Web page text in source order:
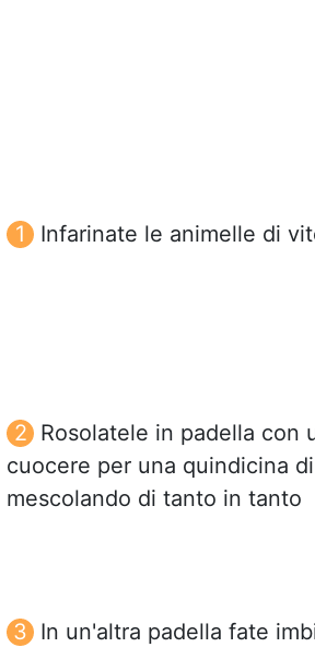
Infarinate le animelle di
Rosolatele in padella con
cuocere per una quindicina
mescolando di tanto in tanto
In un'altra padella fate